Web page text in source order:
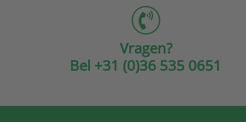
Vragen?
Bel +31 (0)36 535 0651